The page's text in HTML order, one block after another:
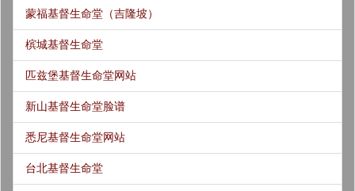
蒙福基督生命堂（吉隆坡）
槟城基督生命堂
匹兹堡基督生命堂网站
新山基督生命堂脸谱
悉尼基督生命堂网站
台北基督生命堂